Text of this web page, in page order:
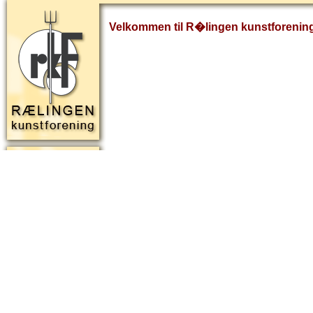
Velkommen til R�lingen